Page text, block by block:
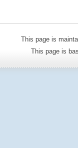
This page is
This page is